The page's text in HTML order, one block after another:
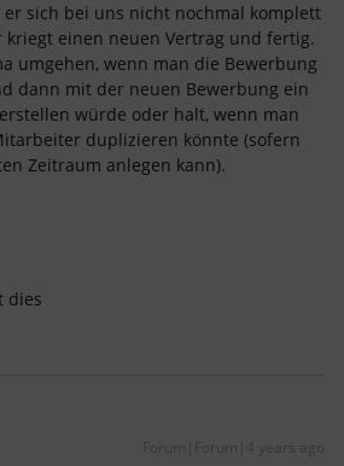
er sich bei uns nicht nochmal komplett
kriegt einen neuen Vertrag und fertig.
umgehen, wenn man die Bewerbung
dann mit der neuen Bewerbung ein
würde oder halt, wenn man
duplizieren könnte (sofern
Zeitraum anlegen kann).
dies
Forum|Forum|4 years ago